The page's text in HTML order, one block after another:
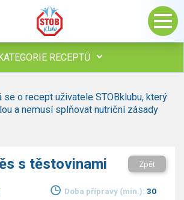
RECEPTŮ
se o recept uživatele STOBklubu, který
a nemusí splňovat nutriční zásady
s těstovinami Zpět
Doba přípravy (min.): 30